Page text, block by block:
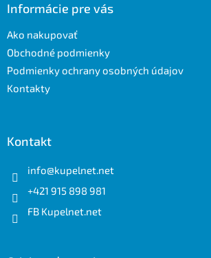
Informácie pre vás
Ako nakupovať
Obchodné podmienky
Podmienky ochrany osobných údajov
Kontakty
Kontakt
info@kupelnet.net
+421 915 898 981
FB Kupelnet.net